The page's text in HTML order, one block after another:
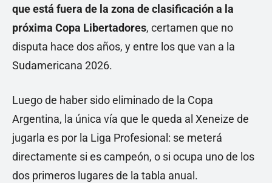
que está fuera de la zona de clasificación a la
próxima Copa Libertadores, certamen que no
disputa hace dos años, y entre los que van a la
Sudamericana 2026.
Luego de haber sido eliminado de la Copa
Argentina, la única vía que le queda al Xeneize de
jugarla es por la Liga Profesional: se meterá
directamente si es campeón, o si ocupa uno de los
dos primeros lugares de la tabla anual.